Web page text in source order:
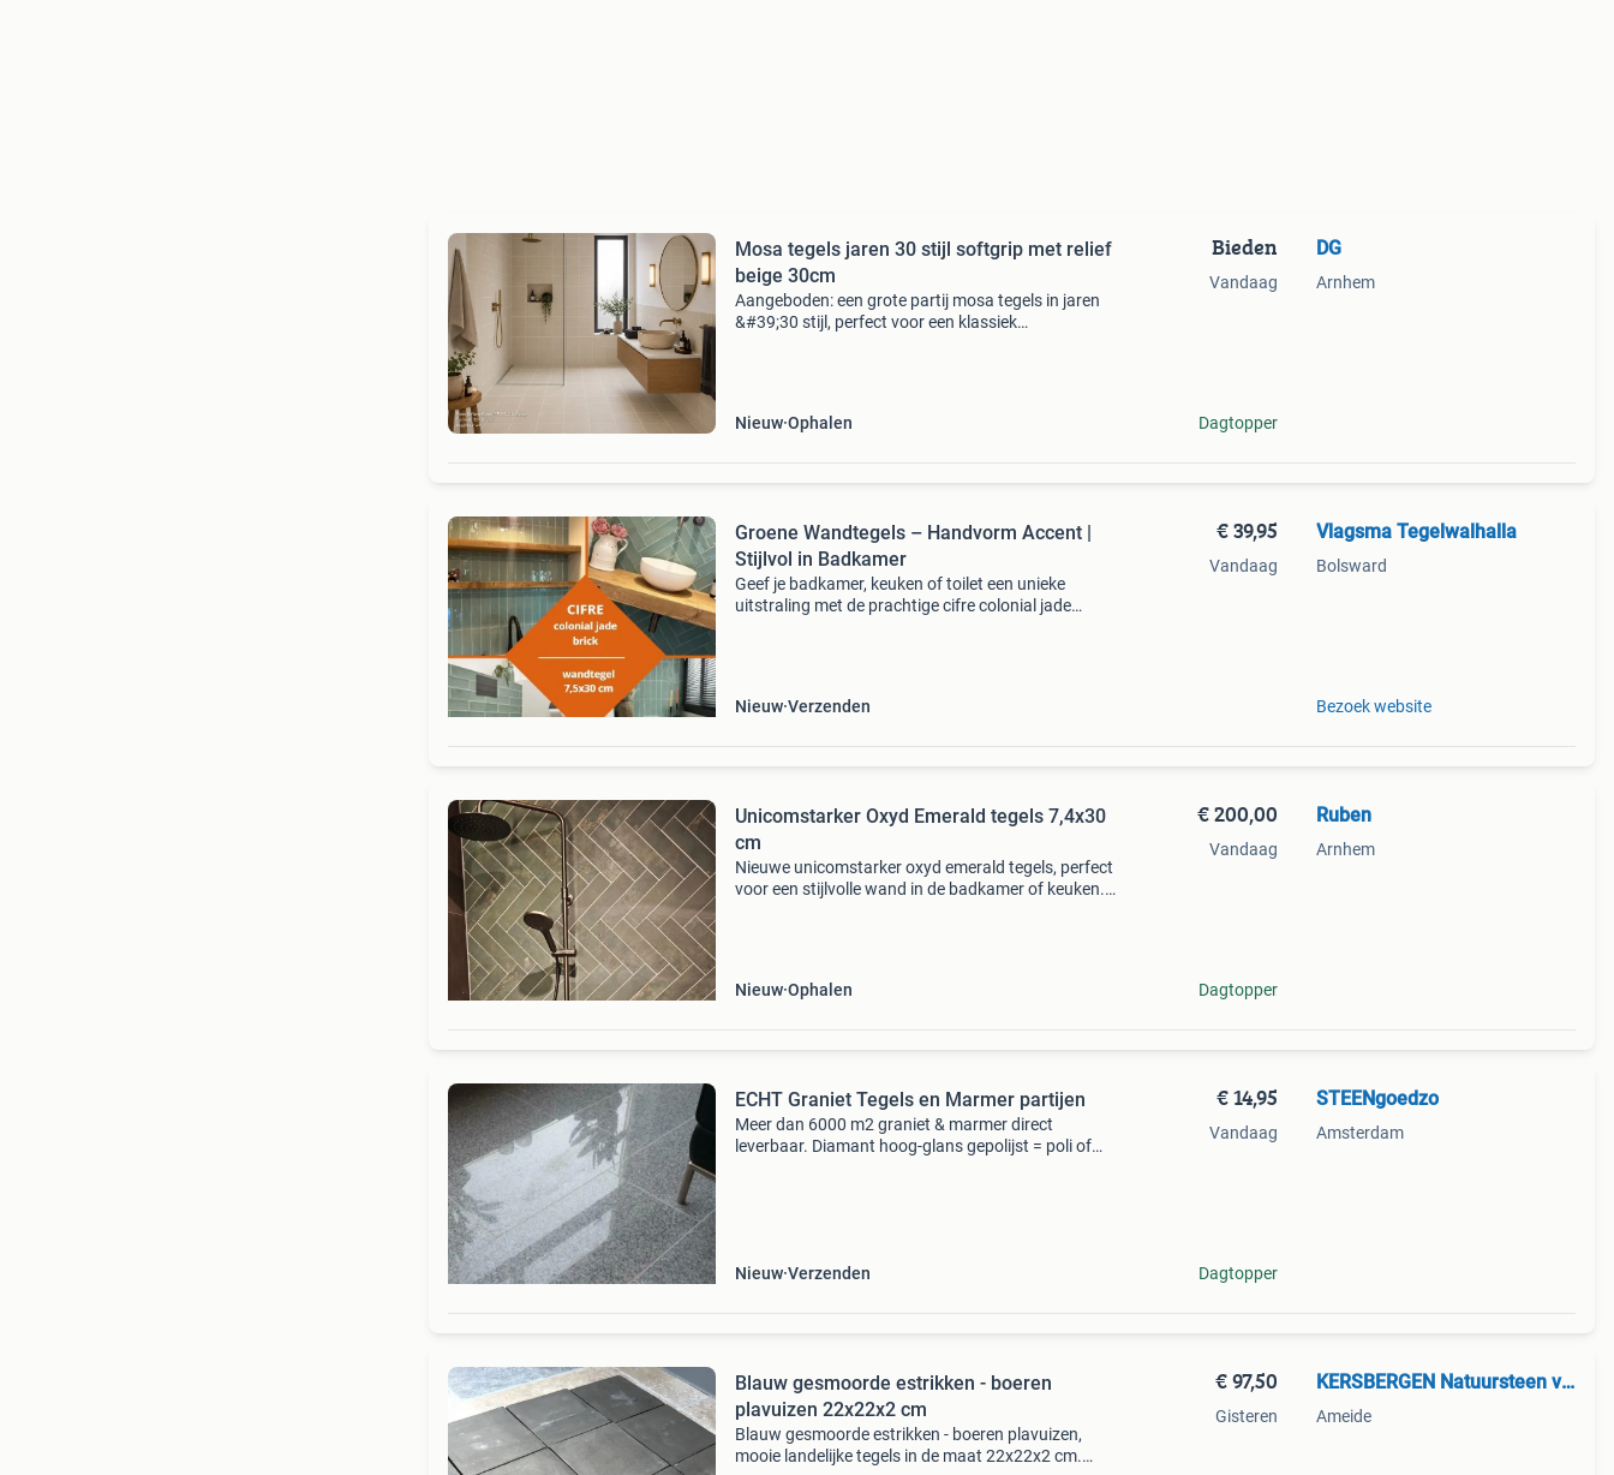
Mosa tegels jaren 30 stijl softgrip met relief
beige 30cm
Aangeboden: een grote partij mosa tegels in jaren
&#39;30 stijl, perfect voor een klassiek
Nieuw Ophalen
Bieden
Vandaag
Dagtopper
DG
Arnhem
Groene Wandtegels – Handvorm Accent |
Stijlvol in Badkamer
Geef je badkamer, keuken of toilet een unieke
uitstraling met de prachtige cifre colonial jade
Nieuw Verzenden
€ 39,95
Vandaag
Vlagsma Tegelwalhalla
Bolsward
Bezoek website
Unicomstarker Oxyd Emerald tegels 7,4x30
cm
Nieuwe unicomstarker oxyd emerald tegels, perfect
voor een stijlvolle wand in de badkamer of keuken.
Nieuw Ophalen
€ 200,00
Vandaag
Dagtopper
Ruben
Arnhem
ECHT Graniet Tegels en Marmer partijen
Meer dan 6000 m2 graniet & marmer direct
leverbaar. Diamant hoog-glans gepolijst = poli of
Nieuw Verzenden
€ 14,95
Vandaag
Dagtopper
STEENgoedzo
Amsterdam
Blauw gesmoorde estrikken - boeren
plavuizen 22x22x2 cm
Blauw gesmoorde estrikken - boeren plavuizen,
mooie landelijke tegels in de maat 22x22x2 cm.
€ 97,50
Gisteren
KERSBERGEN Natuursteen vloeren
Ameide